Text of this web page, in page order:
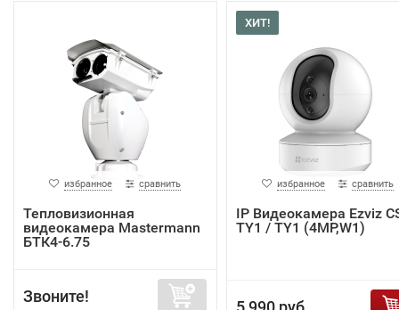
избранное сравнить
Тепловизионная
видеокамера Mastermann
БТК4-6.75
Звоните!
ХИТ!
избранное сравнить
IP Видеокамера Ezviz
TY1 / TY1 (4MP,W1)